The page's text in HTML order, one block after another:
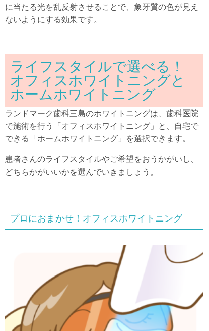
に当たる光を乱反射させることで、象牙質の色が見え
ないようにする効果です。
ライフスタイルで選べる！
オフィスホワイトニングと
ホームホワイトニング
ランドマーク歯科三島のホワイトニングは、歯科医院
で施術を行う「オフィスホワイトニング」と、自宅で
できる「ホームホワイトニング」を選択できます。
患者さんのライフスタイルやご希望をおうかがいし、
どちらかがいいかを選んでいきましょう。
プロにおまかせ！オフィスホワイトニング